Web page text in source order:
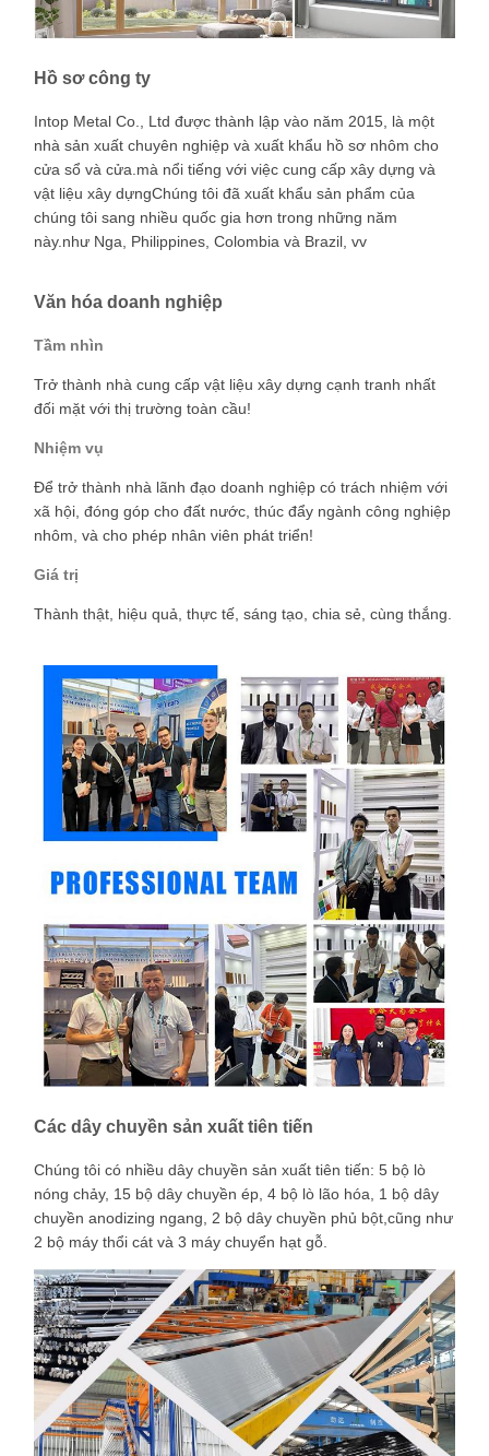
Hồ sơ công ty
Intop Metal Co., Ltd được thành lập vào năm 2015, là một
nhà sản xuất chuyên nghiệp và xuất khẩu hồ sơ nhôm cho
cửa sổ và cửa.mà nổi tiếng với việc cung cấp xây dựng và
vật liệu xây dựngChúng tôi đã xuất khẩu sản phẩm của
chúng tôi sang nhiều quốc gia hơn trong những năm
này.như Nga, Philippines, Colombia và Brazil, vv
Văn hóa doanh nghiệp
Tầm nhìn
Trở thành nhà cung cấp vật liệu xây dựng cạnh tranh nhất
đối mặt với thị trường toàn cầu!
Nhiệm vụ
Để trở thành nhà lãnh đạo doanh nghiệp có trách nhiệm với
xã hội, đóng góp cho đất nước, thúc đẩy ngành công nghiệp
nhôm, và cho phép nhân viên phát triển!
Giá trị
Thành thật, hiệu quả, thực tế, sáng tạo, chia sẻ, cùng thắng.
Các dây chuyền sản xuất tiên tiến
Chúng tôi có nhiều dây chuyền sản xuất tiên tiến: 5 bộ lò
nóng chảy, 15 bộ dây chuyền ép, 4 bộ lò lão hóa, 1 bộ dây
chuyền anodizing ngang, 2 bộ dây chuyền phủ bột,cũng như
2 bộ máy thổi cát và 3 máy chuyển hạt gỗ.